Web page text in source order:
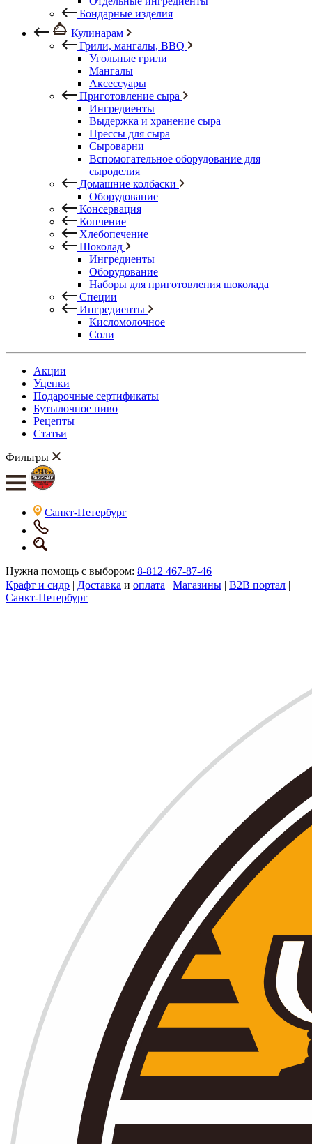
Бондарные изделия
Кулинарам
Грили, мангалы, BBQ
Угольные грили
Мангалы
Аксессуары
Приготовление сыра
Ингредиенты
Выдержка и хранение сыра
Прессы для сыра
Сыроварни
Вспомогательное оборудование для
сыроделия
Домашние колбаски
Оборудование
Консервация
Копчение
Хлебопечение
Шоколад
Ингредиенты
Оборудование
Наборы для приготовления шоколада
Специи
Ингредиенты
Кисломолочное
Соли
Акции
Уценки
Подарочные сертификаты
Бутылочное пиво
Рецепты
Статьи
Фильтры
Санкт-Петербург
Нужна помощь с выбором: 8-812 467-87-46
Крафт и сидр | Доставка и оплата | Магазины | B2B портал |
Санкт-Петербург